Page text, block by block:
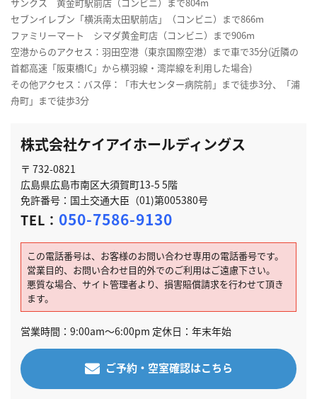
セブンイレブン「横浜南太田駅前店」（コンビニ）まで866m
ファミリーマート シマダ黄金町店（コンビニ）まで906m
空港からのアクセス：羽田空港（東京国際空港）まで車で35分(近隣の
首都高速「阪東橋IC」から横羽線・湾岸線を利用した場合)
その他アクセス：バス停：「市大センター病院前」まで徒歩3分、「浦
舟町」まで徒歩3分
株式会社ケイアイホールディングス
〒 732-0821
広島県広島市南区大須賀町13-5 5階
免許番号：国土交通大臣（01)第005380号
TEL： 050-7586-9130
この電話番号は、お客様のお問い合わせ専用の電話番号です。
営業目的、お問い合わせ目的外でのご利用はご遠慮下さい。
悪質な場合、サイト管理者より、損害賠償請求を行わせて頂き
ます。
営業時間：9:00am～6:00pm 定休日：年末年始
ご予約・空室確認はこちら